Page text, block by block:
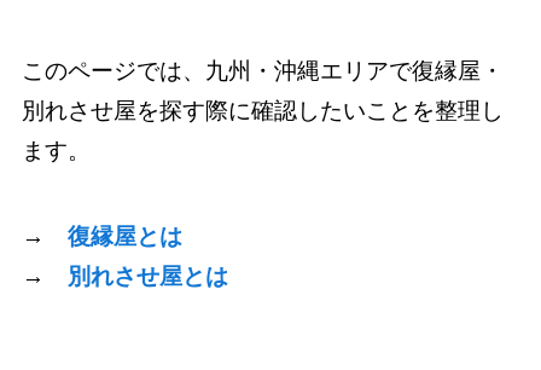
このページでは、九州・沖縄エリアで復縁屋・
別れさせ屋を探す際に確認したいことを整理し
ます。
→ 復縁屋とは
→ 別れさせ屋とは